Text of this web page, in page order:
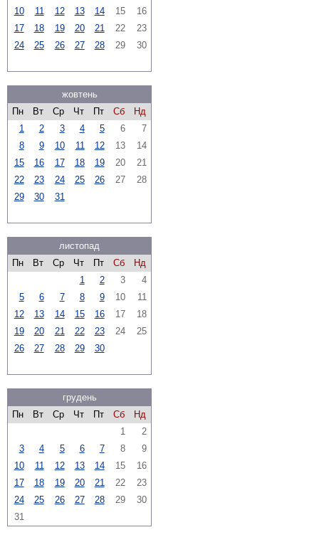
10 11 12 13 14 15
16
17
18 19 20 21 22
23
24
25 26 27 28 29 30
жовтень
Пн
Вт Ср Чт Пт Сб
Нд
1
2 3 4 5 6
7
8
9 10 11 12 13
14
15
16 17 18 19 20
21
22
23 24 25 26 27
28
29
30 31
листопад
Пн
Вт Ср Чт Пт Сб
Нд
1
2 3
4
5
6 7 8 9 10
11
12
13 14 15 16 17
18
19
20 21 22 23 24
25
26
27 28 29 30
грудень
Пн
Вт Ср Чт Пт Сб
Нд
1
2
3
4 5 6 7 8
9
10
11 12 13 14 15
16
17
18 19 20 21 22
23
24
25 26 27 28 29
30
31